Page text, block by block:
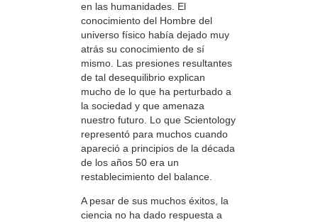
en las humanidades. El
conocimiento del Hombre del
universo físico había dejado muy
atrás su conocimiento de sí
mismo. Las presiones resultantes
de tal desequilibrio explican
mucho de lo que ha perturbado a
la sociedad y que amenaza
nuestro futuro. Lo que Scientology
representó para muchos cuando
apareció a principios de la década
de los años 50 era un
restablecimiento del balance.
A pesar de sus muchos éxitos, la
ciencia no ha dado respuesta a